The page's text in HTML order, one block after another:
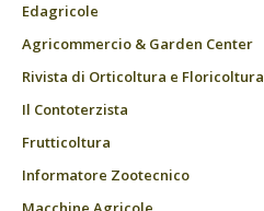
Edagricole
Agricommercio & Garden Center
Rivista di Orticoltura e Floricoltura
Il Contoterzista
Frutticoltura
Informatore Zootecnico